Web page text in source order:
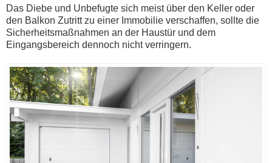
Das Diebe und Unbefugte sich meist über den Keller oder
den Balkon Zutritt zu einer Immobilie verschaffen, sollte die
Sicherheitsmaßnahmen an der Haustür und dem
Eingangsbereich dennoch nicht verringern.